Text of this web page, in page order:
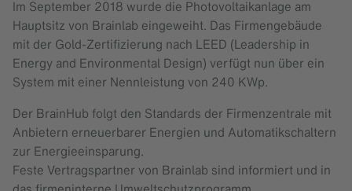
Im September 2018 wurde die Photovoltaikanlage am
Hauptsitz von Brainlab eingeweiht. Das Firmengebäude
mit der Gold-Zertifizierung nach LEED (Leadership in
Energy and Environmental Design) verfügt nun über ein
System mit einer Nennleistung von 240 KWp.
Der BrainHub folgt den Standards der Firmenzentrale mit
Anbietern erneuerbarer Energien und Automatikschaltern
zur Energieeinsparung.
Feste Vertragspartner von Brainlab sind informiert und in